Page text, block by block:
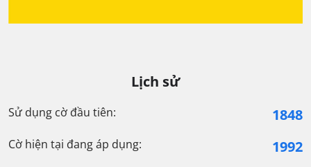
Lịch sử
Sử dụng cờ đầu tiên: 1848
Cờ hiện tại đang áp dụng: 1992